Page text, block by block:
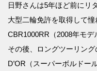
日野さんは5年ほど前にリ
大型二輪免許を取得して
CBR1000RR（2008年モデ
その後、ロングツーリン
D’OR（スーパーボルドー